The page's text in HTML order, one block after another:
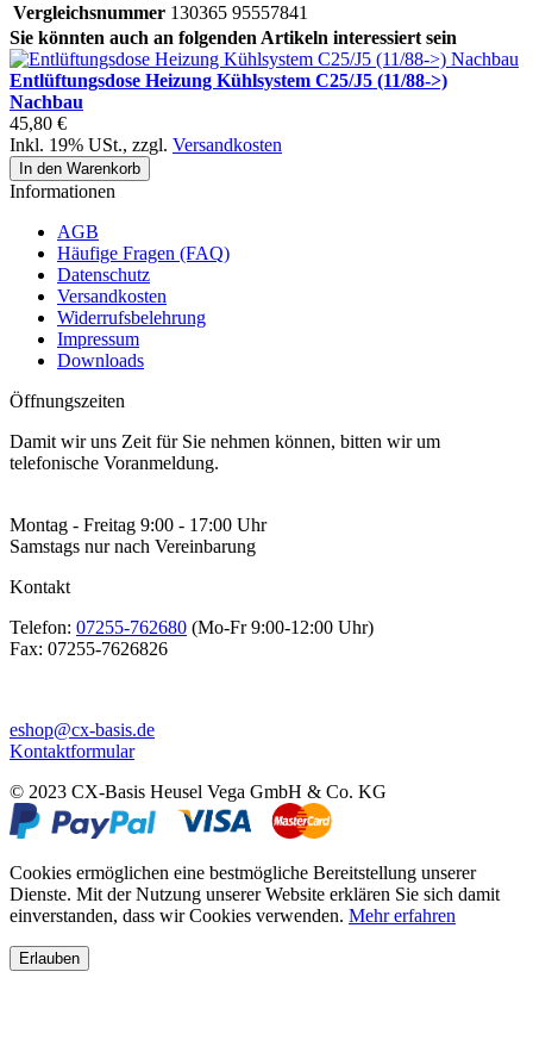
Vergleichsnummer 130365 95557841
Sie könnten auch an folgenden Artikeln interessiert sein
Entlüftungsdose Heizung Kühlsystem C25/J5 (11/88->)
Nachbau
45,80 €
Inkl. 19% USt., zzgl. Versandkosten
In den Warenkorb
Informationen
AGB
Häufige Fragen (FAQ)
Datenschutz
Versandkosten
Widerrufsbelehrung
Impressum
Downloads
Öffnungszeiten
Damit wir uns Zeit für Sie nehmen können, bitten wir um
telefonische Voranmeldung.
Montag - Freitag 9:00 - 17:00 Uhr
Samstags nur nach Vereinbarung
Kontakt
Telefon: 07255-762680 (Mo-Fr 9:00-12:00 Uhr)
Fax: 07255-7626826
eshop@cx-basis.de
Kontaktformular
© 2023 CX-Basis Heusel Vega GmbH & Co. KG
Cookies ermöglichen eine bestmögliche Bereitstellung unserer
Dienste. Mit der Nutzung unserer Website erklären Sie sich damit
einverstanden, dass wir Cookies verwenden. Mehr erfahren
Erlauben